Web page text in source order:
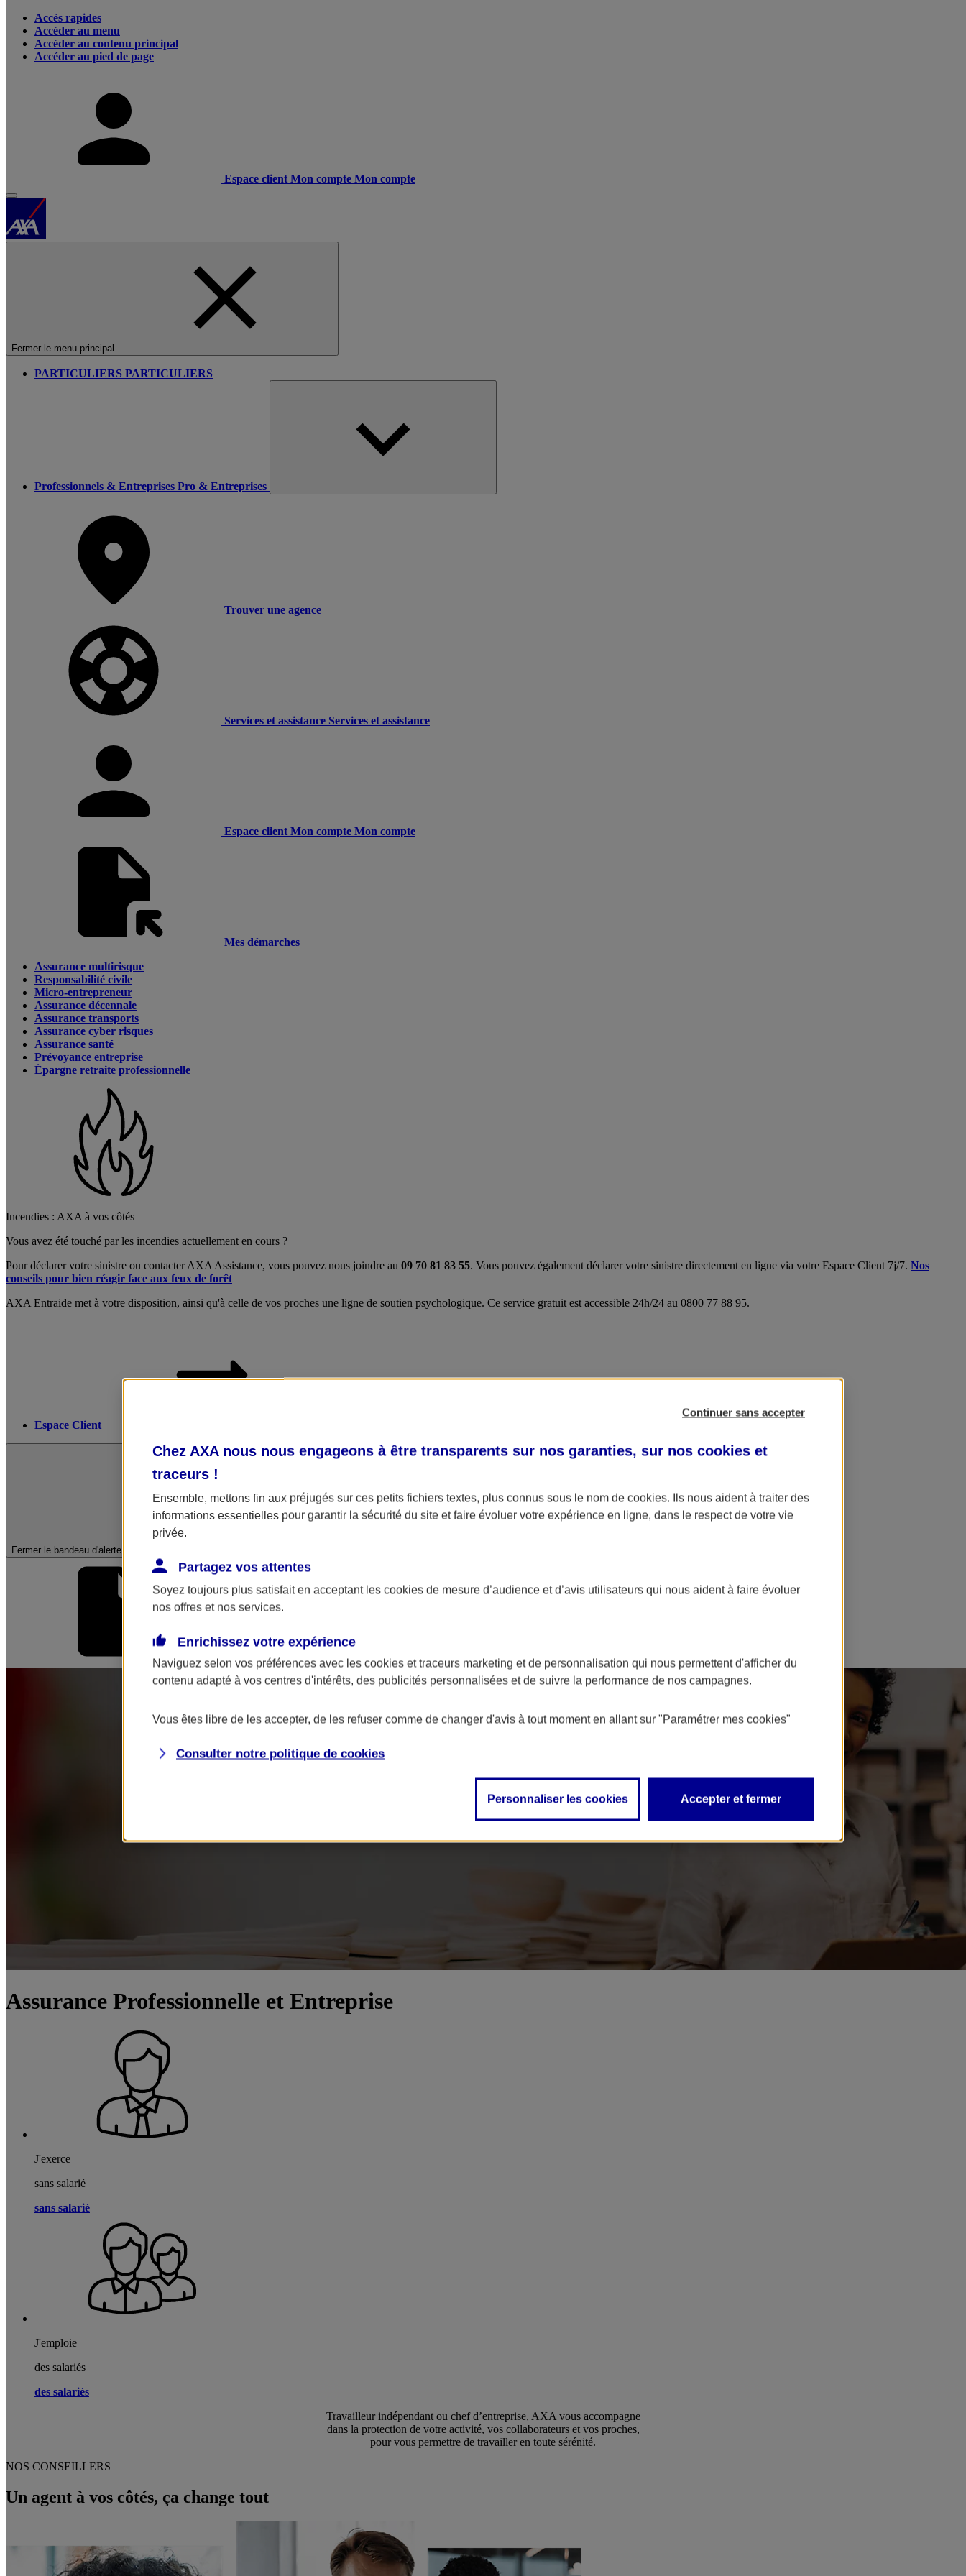
Accès rapides
Accéder au menu
Accéder au contenu principal
Accéder au pied de page
Espace client Mon compte Mon compte
Fermer le menu principal
PARTICULIERS PARTICULIERS
Professionnels & Entreprises Pro & Entreprises
Trouver une agence
Services et assistance Services et assistance
Espace client Mon compte Mon compte
Mes démarches
Assurance multirisque
Responsabilité civile
Micro-entrepreneur
Assurance décennale
Assurance transports
Assurance cyber risques
Assurance santé
Prévoyance entreprise
Épargne retraite professionnelle
Incendies : AXA à vos côtés
Vous avez été touché par les incendies actuellement en cours ?
Pour déclarer votre sinistre ou contacter AXA Assistance, vous pouvez nous joindre au 09 70 81 83 55. Vous pouvez également déclarer votre sinistre directement en ligne via votre Espace Client 7j/7. Nos
conseils pour bien réagir face aux feux de forêt
AXA Entraide met à votre disposition, ainsi qu'à celle de vos proches une ligne de soutien psychologique. Ce service gratuit est accessible 24h/24 au 0800 77 88 95.
Espace Client
Fermer le bandeau d'alerte
Mes démarches
Assurance Professionnelle et Entreprise
J'exerce
sans salarié
sans salarié
J'emploie
des salariés
des salariés
Travailleur indépendant ou chef d’entreprise, AXA vous accompagne
dans la protection de votre activité, vos collaborateurs et vos proches,
pour vous permettre de travailler en toute sérénité.
NOS CONSEILLERS
Un agent à vos côtés, ça change tout
Continuer sans accepter
Chez AXA nous nous engageons à être transparents sur nos garanties, sur nos cookies et
traceurs !
Ensemble, mettons fin aux préjugés sur ces petits fichiers textes, plus connus sous le nom de cookies. Ils nous aident à traiter des
informations essentielles pour garantir la sécurité du site et faire évoluer votre expérience en ligne, dans le respect de votre vie
privée.
Partagez vos attentes
Soyez toujours plus satisfait en acceptant les cookies de mesure d’audience et d’avis utilisateurs qui nous aident à faire évoluer
nos offres et nos services.
Enrichissez votre expérience
Naviguez selon vos préférences avec les cookies et traceurs marketing et de personnalisation qui nous permettent d'afficher du
contenu adapté à vos centres d'intérêts, des publicités personnalisées et de suivre la performance de nos campagnes.
Vous êtes libre de les accepter, de les refuser comme de changer d'avis à tout moment en allant sur "Paramétrer mes cookies"
Consulter notre politique de cookies
Personnaliser les cookies Accepter et fermer